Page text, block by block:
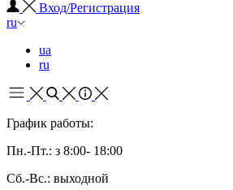
Вход/Регистрация
ru
ua
ru
График работы:
Пн.-Пт.: з 8:00- 18:00
Сб.-Вс.: выходной